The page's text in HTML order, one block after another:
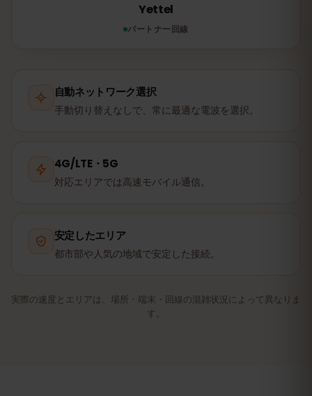
Yettel
パートナー回線
自動ネットワーク選択
手動切り替えなしで、常に最適な電波を選択。
4G/LTE・5G
対応エリアでは高速モバイル通信。
安定したエリア
都市部や人気の地域で安定した接続。
実際の速度とエリアは、場所・端末・回線の混雑状況によって異なりま
す。